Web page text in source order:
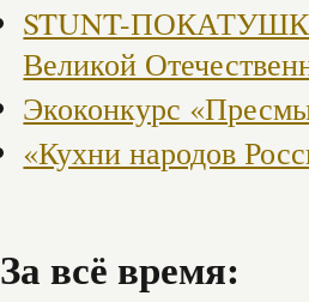
STUNT-
Великой
Экоконкурс
«Кухни народов
За всё время: